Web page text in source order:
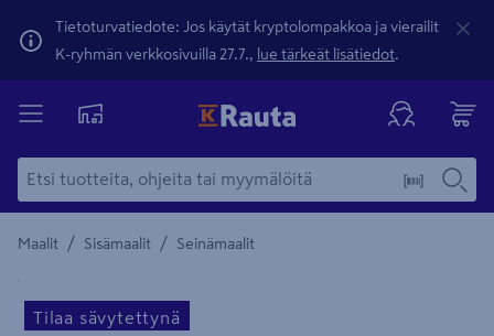
Tietoturvatiedote: Jos käytät kryptolompakkoa ja vierailit
K-ryhmän verkkosivuilla 27.7., lue tärkeät lisätiedot.
Maalit / Sisämaalit / Seinämaalit
Yksityiskohtainen kuvaus löytyy Tuotteen kuvaus -
Tilaa sävytettynä